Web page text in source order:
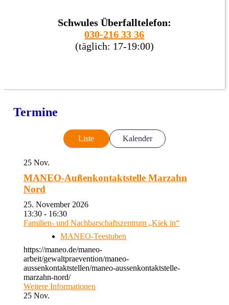
Schwules Überfalltelefon:
030-216 33 36
(täglich: 17-19:00)
Termine
Liste Kalender
25 Nov.
MANEO-Außenkontaktstelle Marzahn
Nord
25. November 2026
13:30 - 16:30
Familien- und Nachbarschaftszentrum „Kiek in“
MANEO-Teestuben
https://maneo.de/maneo-
arbeit/gewaltpraevention/maneo-
aussenkontaktstellen/maneo-aussenkontaktstelle-
marzahn-nord/
Weitere Informationen
25 Nov.